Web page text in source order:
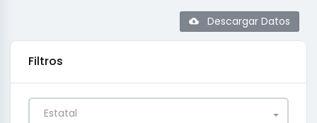
Descargar Datos
Filtros
Estatal